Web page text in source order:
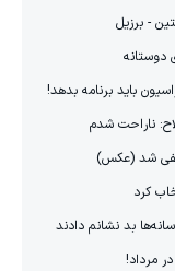
- برزیل
دوستانه
باید برنامه بدهد!
ناراحت شدم
کرد
بد نشانم دادند
مرداد!